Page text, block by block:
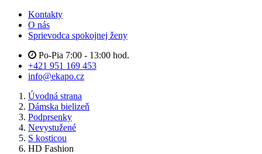
Kontakty
O nás
Sprievodca spokojnej ženy
Po-Pia 7:00 - 13:00 hod.
+421 951 169 453
info@ekapo.cz
Úvodná strana
Dámska bielizeň
Podprsenky
Nevystužené
S kosticou
HD Fashion